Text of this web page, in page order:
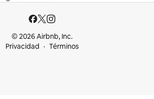
© 2026 Airbnb, Inc.
Privacidad
Términos